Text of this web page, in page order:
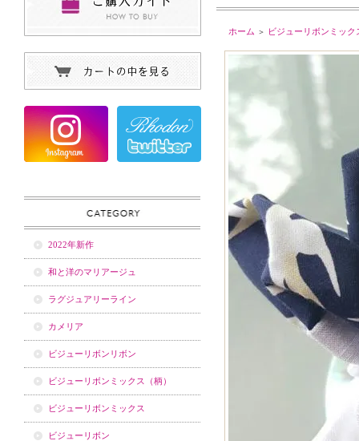
2022年新作
和と洋のマリアージュ
ラグジュアリーライン
カメリア
ビジューリボンリボン
ビジューリボンミックス（柄）
ビジューリボンミックス
ビジューリボン
ホーム ＞ ビジューリボンミック